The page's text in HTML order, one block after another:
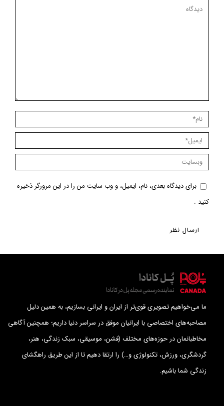
دیدگاه
نام *
ایمیل *
وبسایت
برای دیدگاه بعدی، نام، ایمیل، و وب سایت من را در این مرورگر ذخیره
کنید .
ارسال نظر
ما می‌خواهیم تصویری قوی‌تر از ایران و ایرانی بسازیم، به همین دلیل
مصاحبه‌های اختصاصی با ایرانیان موفق در سراسر دنیا داریم؛ همچنین آگاهی
مخاطبانمان در حوزه‌های مختلف (فشن، موسیقی، سبک زندگی، هنر،
گردشگری، ورزش، تکنولوژی و…) را ارتقا دهیم تا از این طریق راهگشای
زندگی شما باشیم.